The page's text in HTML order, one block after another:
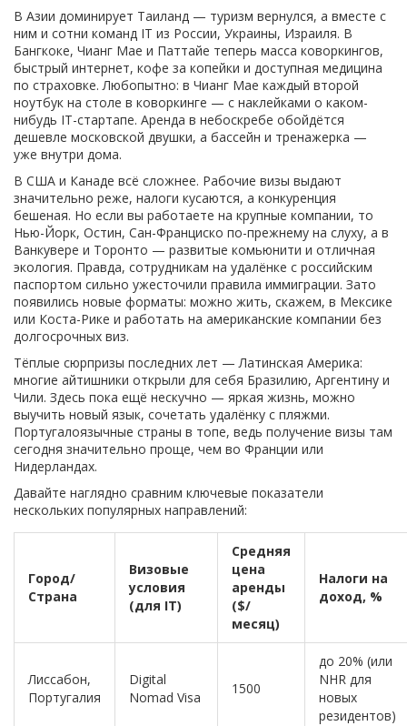
В Азии доминирует Таиланд — туризм вернулся, а вместе с
ним и сотни команд IT из России, Украины, Израиля. В
Бангкоке, Чианг Мае и Паттайе теперь масса коворкингов,
быстрый интернет, кофе за копейки и доступная медицина
по страховке. Любопытно: в Чианг Мае каждый второй
ноутбук на столе в коворкинге — с наклейками о каком-
нибудь IT-стартапе. Аренда в небоскребе обойдётся
дешевле московской двушки, а бассейн и тренажерка —
уже внутри дома.
В США и Канаде всё сложнее. Рабочие визы выдают
значительно реже, налоги кусаются, а конкуренция
бешеная. Но если вы работаете на крупные компании, то
Нью-Йорк, Остин, Сан-Франциско по-прежнему на слуху, а в
Ванкувере и Торонто — развитые комьюнити и отличная
экология. Правда, сотрудникам на удалёнке с российским
паспортом сильно ужесточили правила иммиграции. Зато
появились новые форматы: можно жить, скажем, в Мексике
или Коста-Рике и работать на американские компании без
долгосрочных виз.
Тёплые сюрпризы последних лет — Латинская Америка:
многие айтишники открыли для себя Бразилию, Аргентину и
Чили. Здесь пока ещё нескучно — яркая жизнь, можно
выучить новый язык, сочетать удалёнку с пляжми.
Португалоязычные страны в топе, ведь получение визы там
сегодня значительно проще, чем во Франции или
Нидерландах.
Давайте наглядно сравним ключевые показатели
нескольких популярных направлений:
Город/
Страна
Визовые
условия
(для IT)
Средняя
цена
аренды
($/
месяц)
Налоги на
доход, %
Лиссабон,
Португалия
Digital
Nomad Visa
1500
до 20% (или
NHR для
новых
резидентов)